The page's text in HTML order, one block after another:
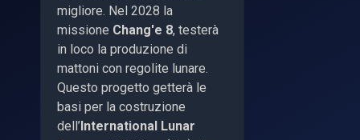
migliore. Nel 2028 la
missione Chang'e 8, testerà
in loco la produzione di
mattoni con regolite lunare.
Questo progetto getterà le
basi per la costruzione
dell’International Lunar